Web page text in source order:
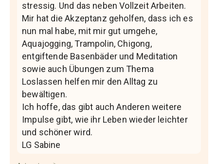
stressig. Und das neben Vollzeit Arbeiten.
Mir hat die Akzeptanz geholfen, dass ich es
nun mal habe, mit mir gut umgehe,
Aquajogging, Trampolin, Chigong,
entgiftende Basenbäder und Meditation
sowie auch Übungen zum Thema
Loslassen helfen mir den Alltag zu
bewältigen.
Ich hoffe, das gibt auch Anderen weitere
Impulse gibt, wie ihr Leben wieder leichter
und schöner wird.
LG Sabine